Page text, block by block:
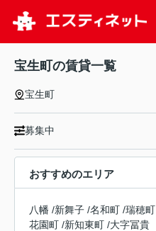
宝生町の賃貸一覧
宝生町
募集中
おすすめのエリア
八幡 /新舞子 /名和町 /瑞穂町
花園町 /新知東町 /大字冨貴